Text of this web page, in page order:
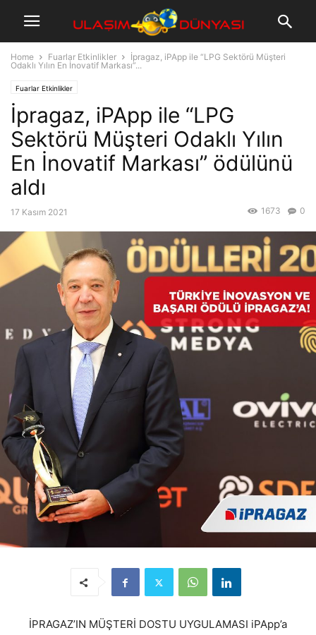
Home Fuarlar Etkinlikler
İpragaz, iPApp ile “LPG Sektörü Müşteri
Odaklı Yılın En İnovatif Markası”...
Fuarlar Etkinlikler
İpragaz, iPApp ile “LPG
Sektörü Müşteri Odaklı Yılın
En İnovatif Markası” ödülünü
aldı
17 Kasım 2021 0
1673
İPRAGAZ’IN MÜŞTERİ DOSTU UYGULAMASI iPApp’a